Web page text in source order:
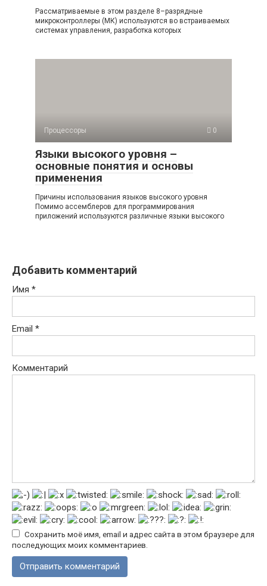
Рассматриваемые в этом разделе 8–разрядные
микроконтроллеры (МК) ис­пользуются во встраиваемых
системах управления, разработка которых
Процессоры 0
Языки высокого уровня –
основные понятия и основы
применения
Причины использования языков высокого уровня
Помимо ассемблеров для программирова­ния
приложений используются различные языки высокого
Добавить комментарий
Имя *
Email *
Комментарий
Сохранить моё имя, email и адрес сайта в этом браузере для
последующих моих комментариев.